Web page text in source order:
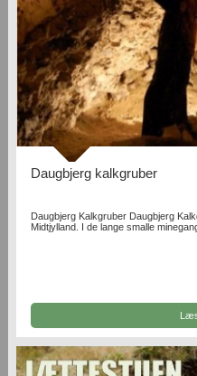
Daugbjerg kalkgruber
Daugbjerg Kalkgruber Daugbjerg
Midtjylland. I de lange smalle